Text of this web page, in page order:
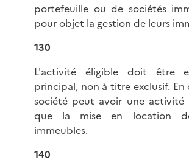
portefeuille ou de sociétés
pour objet la gestion de leurs
130
L'activité éligible doit être
principal, non à titre exclusif. En
société peut avoir une activité
que la mise en location
immeubles.
140